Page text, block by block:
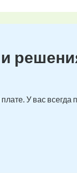
У вас всегда